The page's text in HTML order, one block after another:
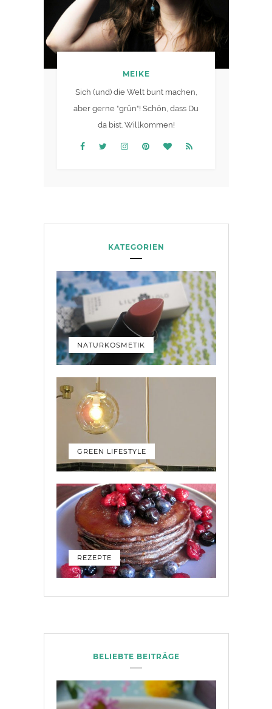
MEIKE
Sich (und) die Welt bunt machen,
aber gerne "grün"! Schön, dass Du
da bist. Willkommen!
KATEGORIEN
NATURKOSMETIK
GREEN LIFESTYLE
REZEPTE
BELIEBTE BEITRÄGE